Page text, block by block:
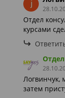
Отдел
курсами
Логвинчук,
затем